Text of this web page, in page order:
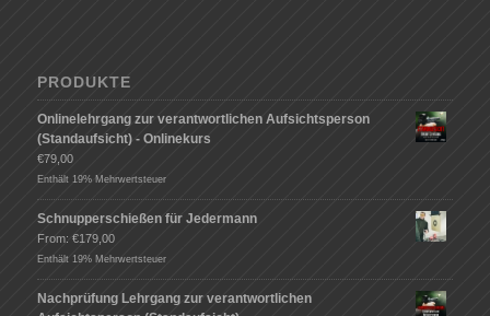
PRODUKTE
Onlinelehrgang zur verantwortlichen Aufsichtsperson
(Standaufsicht) - Onlinekurs
€79,00
Enthält 19% Mehrwertsteuer
Schnupperschießen für Jedermann
From: €179,00
Enthält 19% Mehrwertsteuer
Nachprüfung Lehrgang zur verantwortlichen